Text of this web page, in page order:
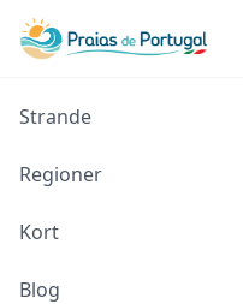
Strande
Regioner
Kort
Blog